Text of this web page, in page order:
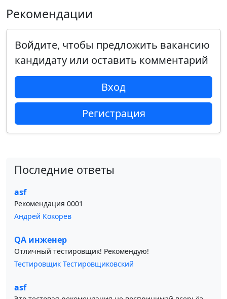
Рекомендации
Войдите, чтобы предложить вакансию
кандидату или оставить комментарий
Вход
Регистрация
Последние ответы
asf
Рекомендация 0001
Андрей Кокорев
QA инженер
Отличный тестировщик! Рекомендую!
Тестировщик Тестировщиковский
asf